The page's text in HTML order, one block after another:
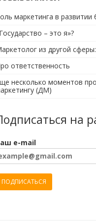
маркетинга в развитии
– это я»?
из другой
ответственность
несколько моментов
(ДМ)
на
e-mail